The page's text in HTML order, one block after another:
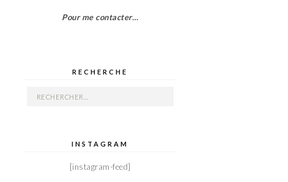
Pour me contacter…
RECHERCHE
Rechercher :
INSTAGRAM
[instagram-feed]